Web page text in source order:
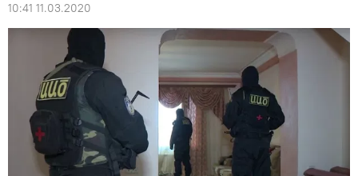
10:41 11.03.2020